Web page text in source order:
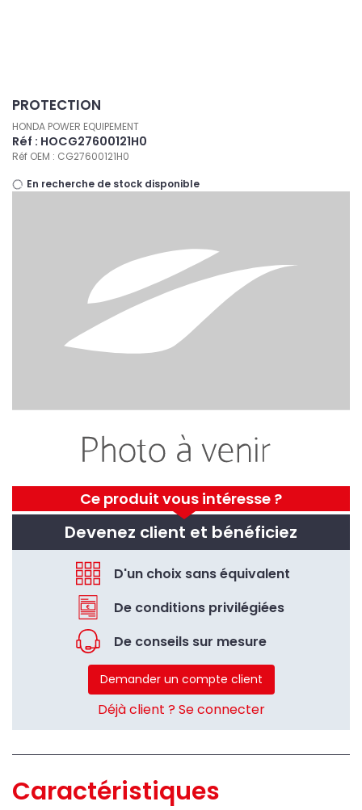
Ce produit vous intéresse ?
Devenez client et bénéficiez
D'un choix sans équivalent
De conditions privilégiées
De conseils sur mesure
Demander un compte client
Déjà client ? Se connecter
PROTECTION
HONDA POWER EQUIPEMENT
Réf : HOCG27600121H0
Réf OEM : CG27600121H0
En recherche de stock disponible
Caractéristiques